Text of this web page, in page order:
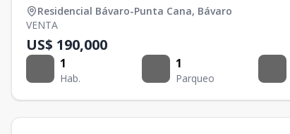
Residencial Bávaro-Punta Cana, Bávaro
VENTA
US$ 190,000
1
Hab.
1
Parqueo